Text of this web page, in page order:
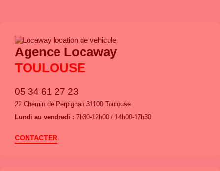
Agence Locaway
TOULOUSE
05 34 61 27 23
22 Chemin de Perpignan 31100 Toulouse
Lundi au vendredi : 7h30-12h00 / 14h00-17h30
CONTACTER